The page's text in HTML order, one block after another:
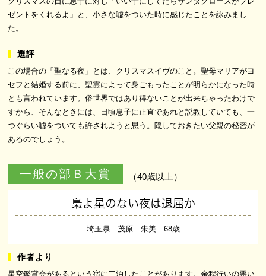
ゼントをくれるよ」と、小さな嘘をついた時に感じたことを詠みまし
た。
この場合の「聖なる夜」とは、クリスマスイヴのこと。聖母マリアがヨ
セフと結婚する前に、聖霊によって身ごもったことが明らかになった時
とも言われています。俗世界ではあり得ないことが出来ちゃったわけで
すから、そんなときには、日頃息子に正直であれと説教していても、一
つぐらい嘘をついても許されようと思う。隠しておきたい父親の秘密が
あるのでしょう。
一般の部Ｂ大賞 （40歳以上）
梟よ星のない夜は退屈か
埼玉県 茂原 朱美 68歳
星空鑑賞会があるという宿に二泊したことがあります。余程行いの悪い